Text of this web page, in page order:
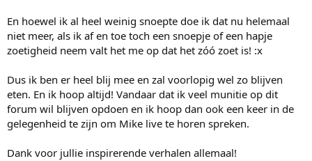
En hoewel ik al heel weinig snoepte doe ik dat nu helemaal
niet meer, als ik af en toe toch een snoepje of een hapje
zoetigheid neem valt het me op dat het zóó zoet is! :x
Dus ik ben er heel blij mee en zal voorlopig wel zo blijven
eten. En ik hoop altijd! Vandaar dat ik veel munitie op dit
forum wil blijven opdoen en ik hoop dan ook een keer in de
gelegenheid te zijn om Mike live te horen spreken.
Dank voor jullie inspirerende verhalen allemaal!